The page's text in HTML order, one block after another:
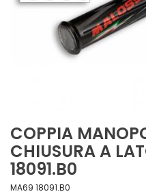
COPPIA
CHIUSURA A
18091.B0
MA69 18091.B0